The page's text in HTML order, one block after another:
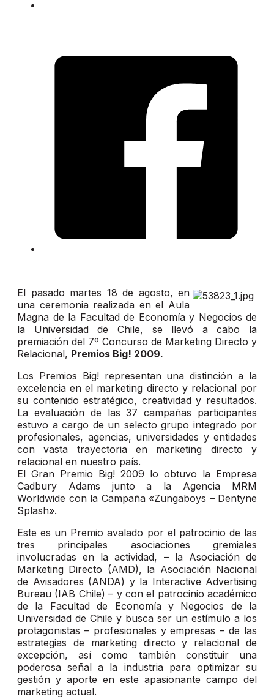
El pasado martes 18 de agosto, en
una ceremonia realizada en el Aula
Magna de la Facultad de Economía y Negocios de
la Universidad de Chile, se llevó a cabo la
premiación del 7º Concurso de Marketing Directo y
Relacional, Premios Big! 2009.
Los Premios Big! representan una distinción a la
excelencia en el marketing directo y relacional por
su contenido estratégico, creatividad y resultados.
La evaluación de las 37 campañas participantes
estuvo a cargo de un selecto grupo integrado por
profesionales, agencias, universidades y entidades
con vasta trayectoria en marketing directo y
relacional en nuestro país.
El Gran Premio Big! 2009 lo obtuvo la Empresa
Cadbury Adams junto a la Agencia MRM
Worldwide con la Campaña «Zungaboys – Dentyne
Splash».
Este es un Premio avalado por el patrocinio de las
tres principales asociaciones gremiales
involucradas en la actividad, – la Asociación de
Marketing Directo (AMD), la Asociación Nacional
de Avisadores (ANDA) y la Interactive Advertising
Bureau (IAB Chile) – y con el patrocinio académico
de la Facultad de Economía y Negocios de la
Universidad de Chile y busca ser un estímulo a los
protagonistas – profesionales y empresas – de las
estrategias de marketing directo y relacional de
excepción, así como también constituir una
poderosa señal a la industria para optimizar su
gestión y aporte en este apasionante campo del
marketing actual.